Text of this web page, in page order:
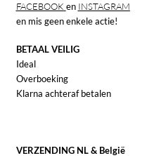
FACEBOOK en INSTAGRAM
en mis geen enkele actie!
BETAAL VEILIG
Ideal
Overboeking
Klarna achteraf betalen
VERZENDING NL & België